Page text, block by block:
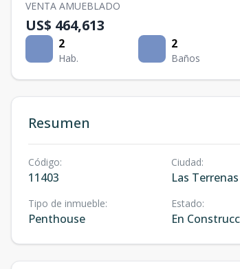
VENTA AMUEBLADO
US$ 464,613
2
Hab.
2
Baños
Resumen
Código:
11403
Ciudad:
Las Terrenas
Tipo de inmueble:
Penthouse
Estado:
En